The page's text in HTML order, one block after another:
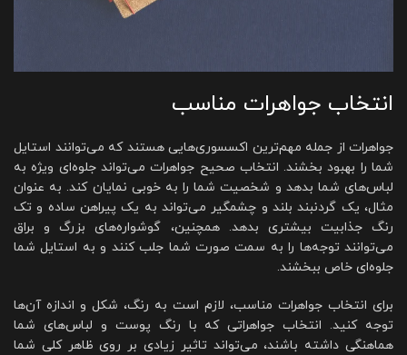
انتخاب جواهرات مناسب
جواهرات از جمله مهم‌ترین اکسسوری‌هایی هستند که می‌توانند استایل
شما را بهبود بخشند. انتخاب صحیح جواهرات می‌تواند جلوه‌ای ویژه به
لباس‌های شما بدهد و شخصیت شما را به خوبی نمایان کند. به عنوان
مثال، یک گردنبند بلند و چشمگیر می‌تواند به یک پیراهن ساده و تک
رنگ جذابیت بیشتری بدهد. همچنین، گوشواره‌های بزرگ و براق
می‌توانند توجه‌ها را به سمت صورت شما جلب کنند و به استایل شما
جلوه‌ای خاص ببخشند.
برای انتخاب جواهرات مناسب، لازم است به رنگ، شکل و اندازه آن‌ها
توجه کنید. انتخاب جواهراتی که با رنگ پوست و لباس‌های شما
هماهنگی داشته باشند، می‌تواند تاثیر زیادی بر روی ظاهر کلی شما